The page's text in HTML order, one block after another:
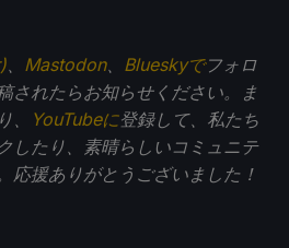
Mastodon、 Blueskyでフォロ
されたらお知らせください。ま
、 YouTubeに登録して、私たち
したり、素晴らしいコミュニテ
応援ありがとうございました！